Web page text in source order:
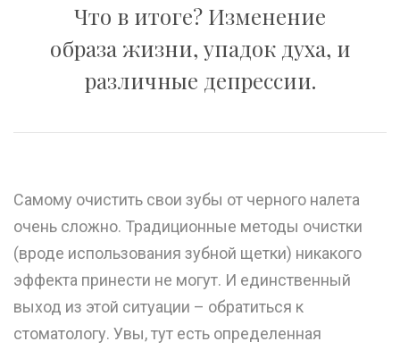
Что в итоге? Изменение
образа жизни, упадок духа, и
различные депрессии.
Самому очистить свои зубы от черного налета
очень сложно. Традиционные методы очистки
(вроде использования зубной щетки) никакого
эффекта принести не могут. И единственный
выход из этой ситуации – обратиться к
стоматологу. Увы, тут есть определенная